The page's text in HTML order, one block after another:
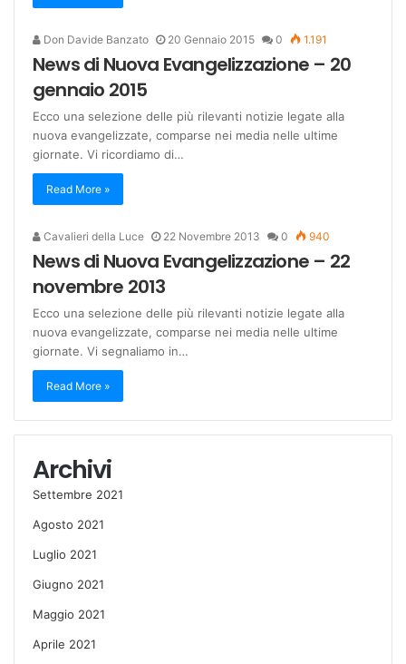
Don Davide Banzato 20 Gennaio 2015 0 1.191
News di Nuova Evangelizzazione – 20
gennaio 2015
Ecco una selezione delle più rilevanti notizie legate alla
nuova evangelizzate, comparse nei media nelle ultime
giornate. Vi ricordiamo di…
Read More »
Cavalieri della Luce 22 Novembre 2013 0 940
News di Nuova Evangelizzazione – 22
novembre 2013
Ecco una selezione delle più rilevanti notizie legate alla
nuova evangelizzate, comparse nei media nelle ultime
giornate. Vi segnaliamo in…
Read More »
Archivi
Settembre 2021
Agosto 2021
Luglio 2021
Giugno 2021
Maggio 2021
Aprile 2021